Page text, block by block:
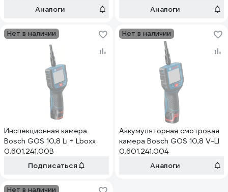
Аналоги
Аналоги
Нет в наличии
Инспекционная камера
Bosch GOS 10,8 Li + Lboxx
0.601.241.00B
Подписаться
Нет в наличии
Аккумуляторная смотровая
камера Bosch GOS 10,8 V-LI
0.601.241.004
Аналоги
Нет в наличии